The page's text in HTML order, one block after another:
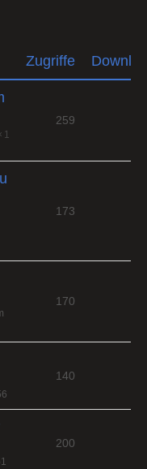
Zugriffe
1
259
173
170
140
200